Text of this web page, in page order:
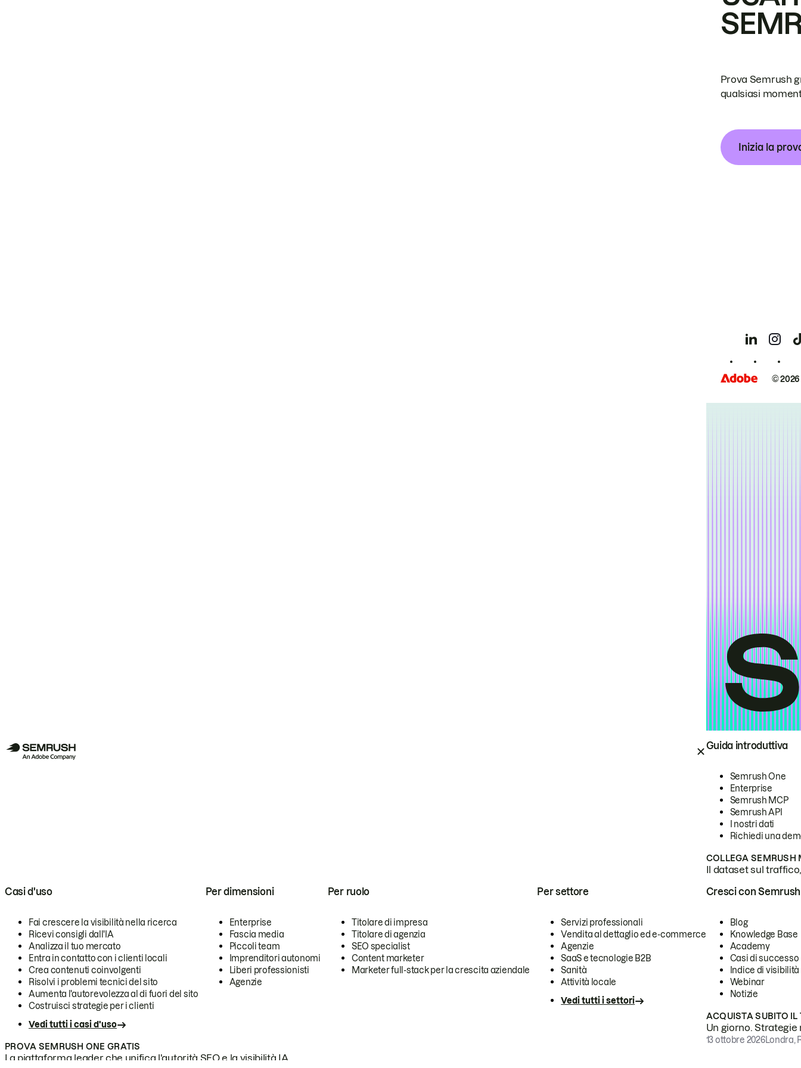
Guida introduttiva
Semrush One
Enterprise
Semrush MCP
Semrush API
I nostri dati
Richiedi una
COLLEGA SEMRUSH
Il dataset sul
Casi d'uso
Fai crescere la visibilità nella ricerca
Ricevi consigli dall'IA
Analizza il tuo mercato
Entra in contatto con i clienti locali
Crea contenuti coinvolgenti
Risolvi i problemi tecnici del sito
Aumenta l'autorevolezza al di fuori del sito
Costruisci strategie per i clienti
Vedi tutti i casi d'uso
Per dimensioni
Enterprise
Fascia media
Piccoli team
Imprenditori autonomi
Liberi professionisti
Agenzie
Per ruolo
Titolare di impresa
Titolare di agenzia
SEO specialist
Content marketer
Marketer full-stack per la crescita aziendale
Per settore
Servizi professionali
Vendita al dettaglio ed e-commerce
Agenzie
SaaS e tecnologie B2B
Sanità
Attività locale
Vedi tutti i settori
PROVA SEMRUSH ONE GRATIS
La piattaforma leader che unifica l'autorità SEO e la visibilità IA.
Cresci con Semrush
Blog
Knowledge Base
Academy
Casi di successo
Indice di visibilità
Webinar
Notizie
ACQUISTA SUBITO IL
Un giorno.
13 ottobre 2026Londra,
Prova Semrush
qualsiasi
Inizia la
©